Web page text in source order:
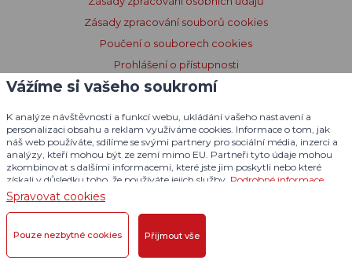
Zásady zpracování souborů cookies
Poučení o souborech cookies
Prohlášení o přístupnosti
Licenční podmínky Dogtrace GPS
Vážíme si vašeho soukromí
K analýze návštěvnosti a funkcí webu, ukládání vašeho nastavení a
personalizaci obsahu a reklam využíváme cookies. Informace o tom, jak
náš web používáte, sdílíme se svými partnery pro sociální média, inzerci a
analýzy, kteří mohou být ze zemí mimo EU. Partneři tyto údaje mohou
zkombinovat s dalšími informacemi, které jste jim poskytli nebo které
získali v důsledku toho, že používáte jejich služby. Podrobné informace
Spravovat cookies
Pouze nezbytné cookies Přijmout vše